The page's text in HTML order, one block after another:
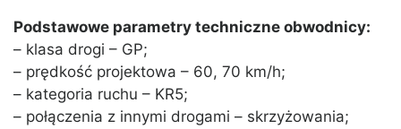
Podstawowe parametry techniczne obwodnicy:
– klasa drogi – GP;
– prędkość projektowa – 60, 70 km/h;
– kategoria ruchu – KR5;
– połączenia z innymi drogami – skrzyżowania;